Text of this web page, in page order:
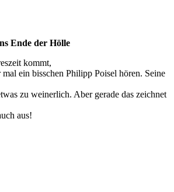
Ende der Hölle
kommt,
ein bisschen Philipp Poisel hören. Seine
zu weinerlich. Aber gerade das zeichnet
aus!